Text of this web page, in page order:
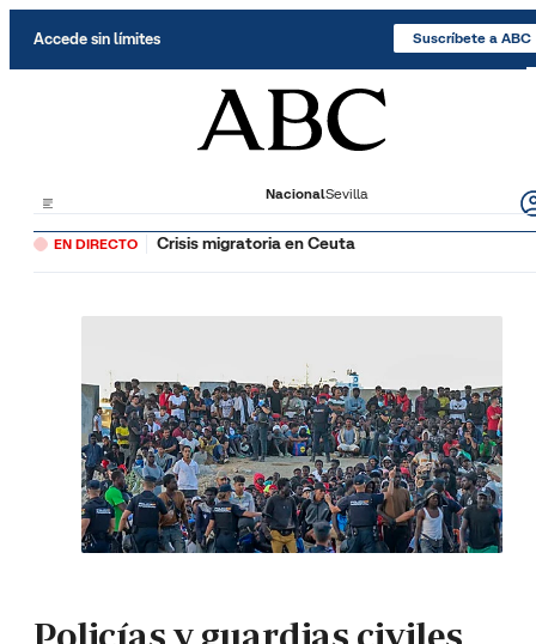
Accede sin límites Suscríbete a ABC
NacionalSevilla
EN DIRECTO Crisis migratoria en Ceuta